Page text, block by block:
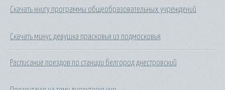
Скачать книгу программы общеобразовательных учреждений
Скачать минус девушка прасковья из подмосковья
Расписание поездов по станции белгород днестровский